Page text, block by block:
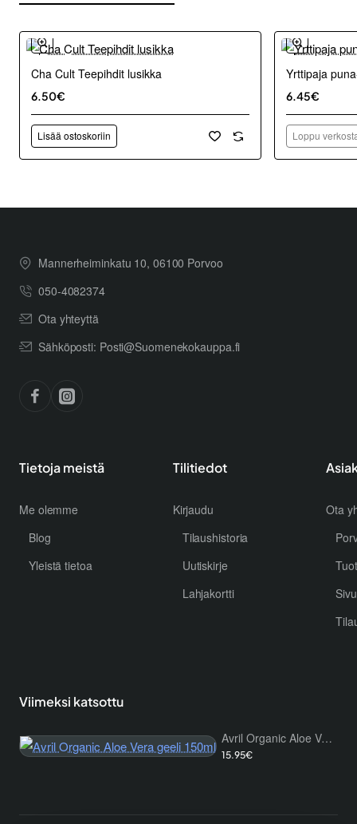
Cha Cult Teepihdit lusikka
6.50€
Lisää ostoskoriin
Yrttipaja
6.45€
Loppu
Mannerheiminkatu 10, 06100 Porvoo
050-4082374
Ota yhteyttä
Sähköposti: Posti@Suomenekokauppa.fi
Tietoja meistä
Me olemme
Blog
Yleistä tietoa
Tilitiedot
Kirjaudu
Tilaushistoria
Uutiskirje
Lahjakortti
Ota
Viimeksi katsottu
Avril Organic Aloe Vera geeli 150ml
15.95€